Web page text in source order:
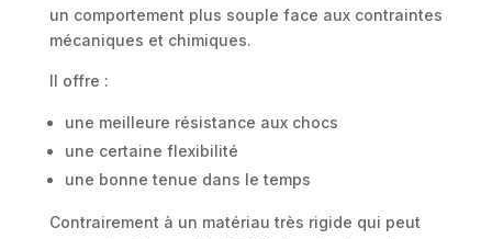
un comportement plus souple face aux contraintes
mécaniques et chimiques.
Il offre :
une meilleure résistance aux chocs
une certaine flexibilité
une bonne tenue dans le temps
Contrairement à un matériau très rigide qui peut